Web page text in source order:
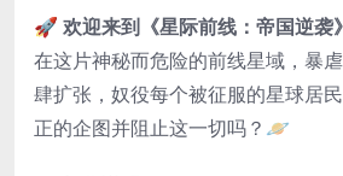
🚀 欢迎来到《星际前线：帝国逆袭
在这片神秘而危险的前线星域，暴
肆扩张，奴役每个被征服的星球居
正的企图并阻止这一切吗？🪐